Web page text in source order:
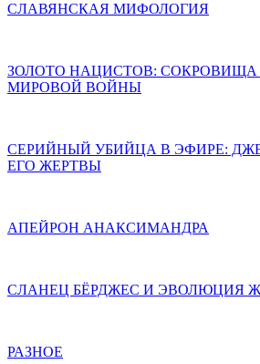
СЛАВЯНСКАЯ МИФОЛОГИЯ
ЗОЛОТО НАЦИСТОВ: СОКРОВИЩА
МИРОВОЙ ВОЙНЫ
СЕРИЙНЫЙ УБИЙЦА В ЭФИРЕ:
ЕГО ЖЕРТВЫ
АПЕЙРОН АНАКСИМАНДРА
СЛАНЕЦ БЁРДЖЕС И ЭВОЛЮЦИЯ
РАЗНОЕ